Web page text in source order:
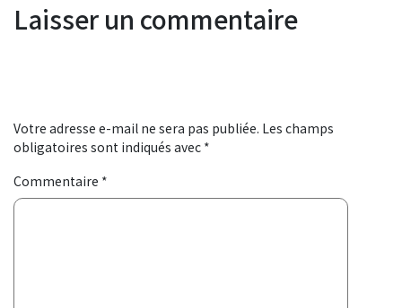
Laisser un commentaire
Votre adresse e-mail ne sera pas publiée. Les champs
obligatoires sont indiqués avec *
Commentaire *